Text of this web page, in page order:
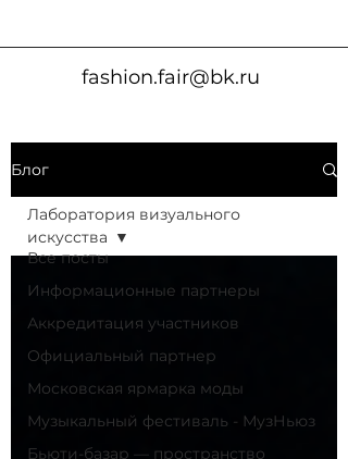
fashion.fair@bk.ru
Блог
Все посты
Информационные партнеры
Аккредитация участников
Официальный партнер
Московская ярмарка моды
Музыкальный фестиваль - МузНьюз
Бьюти-базар — пространство
Лаборатория визуального
искусства